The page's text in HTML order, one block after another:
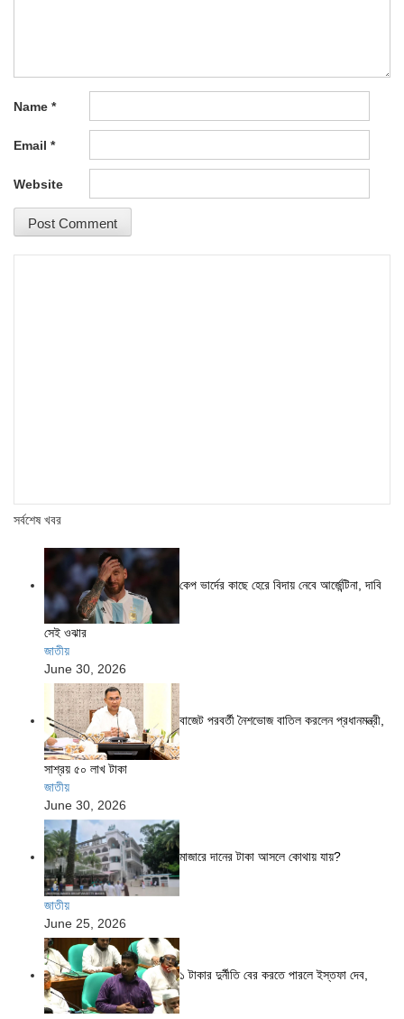
Name *
Email *
Website
সর্বশেষ খবর
কেপ ভার্দের কাছে হেরে বিদায় নেবে আর্জেন্টিনা, দাবি
সেই ওঝার
জাতীয়
June 30, 2026
বাজেট পরবর্তী নৈশভোজ বাতিল করলেন প্রধানমন্ত্রী,
সাশ্রয় ৫০ লাখ টাকা
জাতীয়
June 30, 2026
মাজারে দানের টাকা আসলে কোথায় যায়?
জাতীয়
June 25, 2026
১ টাকার দুর্নীতি বের করতে পারলে ইস্তফা দেব,